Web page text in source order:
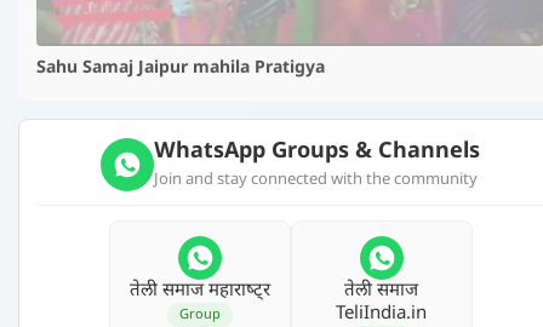
Sahu Samaj Jaipur mahila Pratigya
WhatsApp Groups & Channels
Join and stay connected with the community
तेली समाज महाराष्‍ट्र
Group
तेली समाज
TeliIndia.in